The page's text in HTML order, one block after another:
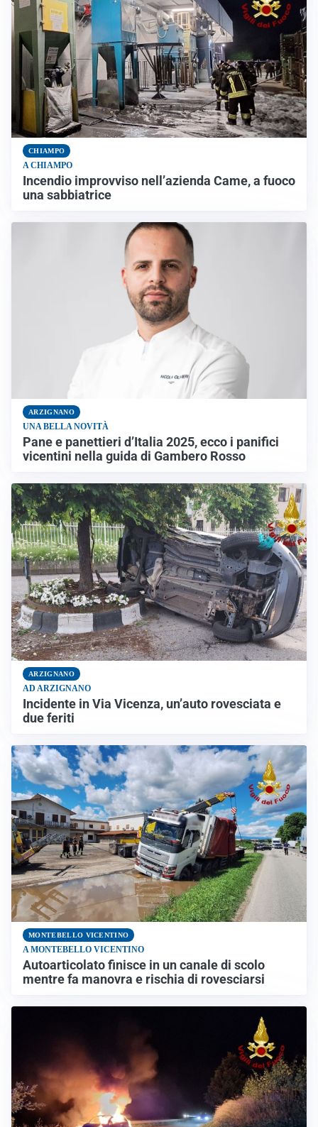
CHIAMPO
A CHIAMPO
Incendio improvviso nell’azienda Came, a fuoco
una sabbiatrice
ARZIGNANO
UNA BELLA NOVITÀ
Pane e panettieri d’Italia 2025, ecco i panifici
vicentini nella guida di Gambero Rosso
ARZIGNANO
AD ARZIGNANO
Incidente in Via Vicenza, un’auto rovesciata e
due feriti
MONTEBELLO VICENTINO
A MONTEBELLO VICENTINO
Autoarticolato finisce in un canale di scolo
mentre fa manovra e rischia di rovesciarsi